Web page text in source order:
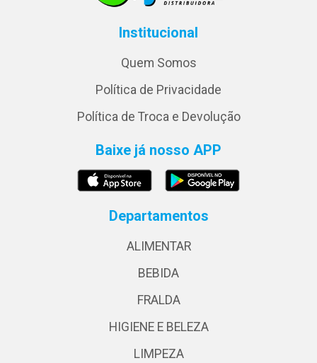
Institucional
Quem Somos
Política de Privacidade
Política de Troca e Devolução
Baixe já nosso APP
Departamentos
ALIMENTAR
BEBIDA
FRALDA
HIGIENE E BELEZA
LIMPEZA